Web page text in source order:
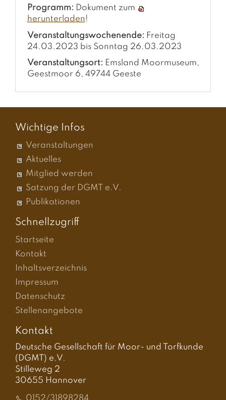
Programm: Dokument zum
herunterladen!
Veranstaltungswochenende: Freitag
24.03.2023 bis Sonntag 26.03.2023
Veranstaltungsort: Emsland Moormuseum,
Geestmoor 6, 49744 Geeste
Wichtige Infos
Veranstaltungen
Aktuelles
Mitglied werden
Satzung der DGMT e.V.
Publikationen
Schnellzugriff
Startseite
Kontakt
Inhaltsverzeichnis
Impressum
Datenschutz
Stellenangebote
Kontakt
Deutsche Gesellschaft für Moor- und Torfkunde
(DGMT) e.V.
Stilleweg 2
30655 Hannover
0152/31898284